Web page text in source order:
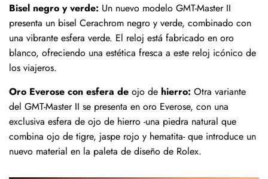
Bisel negro y verde: Un nuevo modelo GMT-Master II
presenta un bisel Cerachrom negro y verde, combinado con
una vibrante esfera verde. El reloj está fabricado en oro
blanco, ofreciendo una estética fresca a este reloj icónico de
los viajeros.
Oro Everose con esfera de ojo de hierro: Otra variante
del GMT-Master II se presenta en oro Everose, con una
exclusiva esfera de ojo de hierro -una piedra natural que
combina ojo de tigre, jaspe rojo y hematita- que introduce un
nuevo material en la paleta de diseño de Rolex.